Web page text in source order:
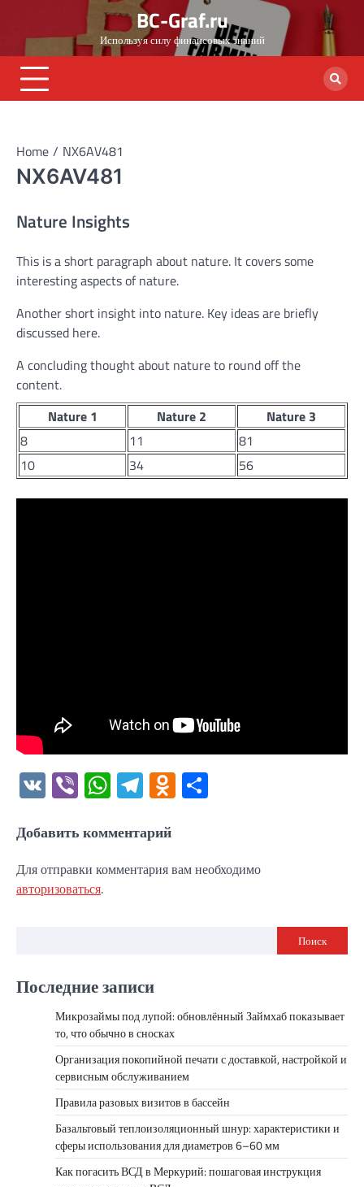
content
BC-Graf.ru
Используя силу финансовых знаний
Home NX6AV481
NX6AV481
Nature Insights
This is a short paragraph about nature. It covers some
interesting aspects of nature.
Another short insight into nature. Key ideas are briefly
discussed here.
A concluding thought about nature to round off the
content.
Nature 1
Nature 2
Nature 3
8
11
81
10
34 56
VK ViberWhatsApp
Telegram
Odnoklassniki
Добавить комментарий
Для отправки комментария вам необходимо
авторизоваться.
Поиск
Последние записи
Микрозаймы под лупой: обновлённый Займхаб показывает
то, что обычно в сносках
Организация покопийной печати с доставкой, настройкой и
сервисным обслуживанием
Правила разовых визитов в бассейн
Базальтовый теплоизоляционный шнур: характеристики и
сферы использования для диаметров 6–60 мм
Как погасить ВСД в Меркурий: пошаговая инструкция